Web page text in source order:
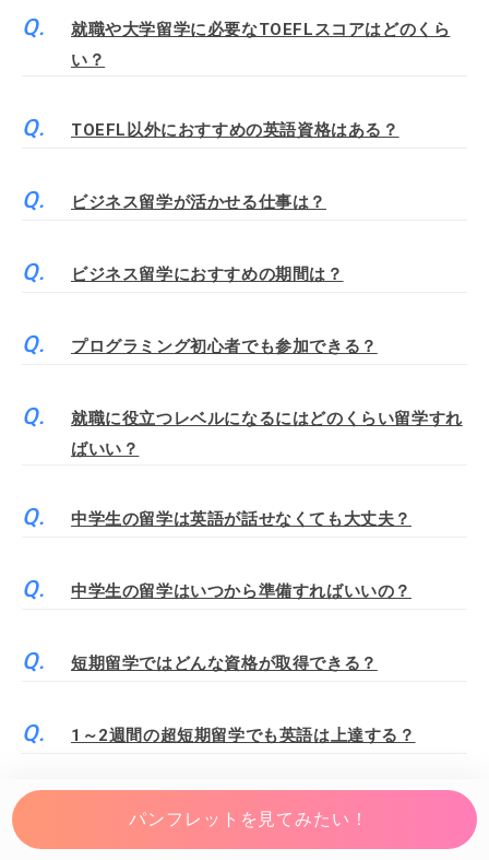
就職や大学留学に必要なTOEFLスコアはどのくら
い？
TOEFL以外におすすめの英語資格はある？
ビジネス留学が活かせる仕事は？
ビジネス留学におすすめの期間は？
プログラミング初心者でも参加できる？
就職に役立つレベルになるにはどのくらい留学すれ
ばいい？
中学生の留学は英語が話せなくても大丈夫？
中学生の留学はいつから準備すればいいの？
短期留学ではどんな資格が取得できる？
1～2週間の超短期留学でも英語は上達する？
短期留学の費用を安く済ませるには？
パンフレットを見てみたい！